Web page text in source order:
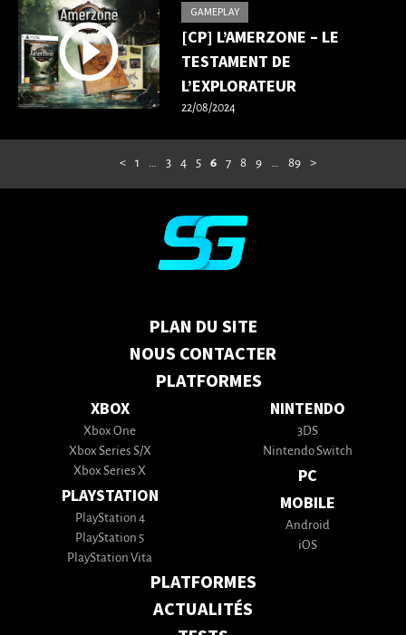
GAMEPLAY
[CP] L’AMERZONE – LE
TESTAMENT DE
L’EXPLORATEUR
22/08/2024
< 1 … 3 4 5 6 7 8 9 … 89 >
PLAN DU SITE
NOUS CONTACTER
PLATFORMES
XBOX
Xbox One
Xbox Series S/X
Xbox Series X
PLAYSTATION
PlayStation 4
PlayStation 5
PlayStation Vita
NINTENDO
3DS
Nintendo Switch
PC
MOBILE
Android
iOS
PLATFORMES
ACTUALITÉS